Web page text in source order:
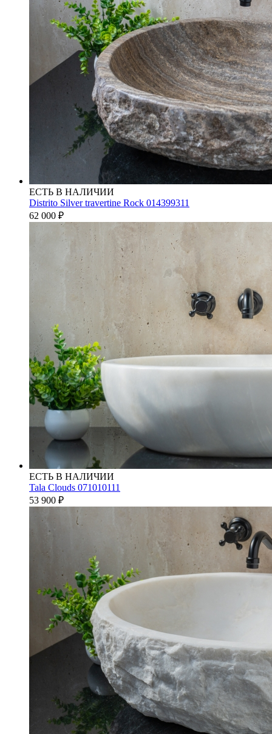
ЕСТЬ В НАЛИЧИИ
Distrito Silver travertine Rock 014399311
62 000 ₽
ЕСТЬ В НАЛИЧИИ
Tala Clouds 071010111
53 900 ₽